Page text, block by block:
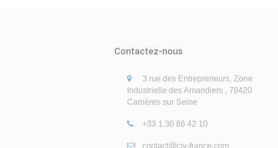
Contactez-nous
3 rue des Entrepreneurs, Zone
Industrielle des Amandiers , 78420
Carrières sur Seine
+33 1 30 86 42 10
contact@civ-france.com